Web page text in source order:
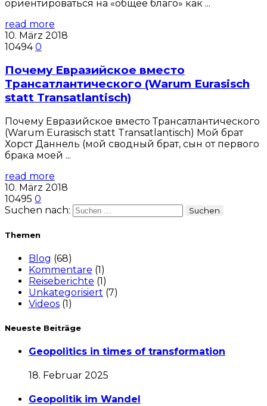
ориентироваться на «общее благо» как ...
read more
10. März 2018
10494 0
Почему Евразийское вместо
Трансатлантического (Warum Eurasisch
statt Transatlantisch)
Почему Евразийское вместо Трансатлантического
(Warum Eurasisch statt Transatlantisch) Мой брат
Хорст Даннель (мой сводный брат, сын от первого
брака моей ...
read more
10. März 2018
10495 0
Suchen nach:
Themen
Blog (68)
Kommentare (1)
Reiseberichte (1)
Unkategorisiert (7)
Videos (1)
Neueste Beiträge
Geopolitics in times of transformation
18. Februar 2025
Geopolitik im Wandel